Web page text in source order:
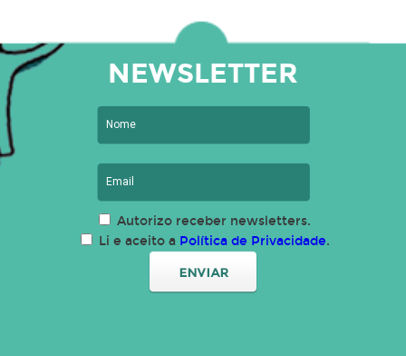
NEWSLETTER
Autorizo receber newsletters.
Li e aceito a Política de Privacidade.